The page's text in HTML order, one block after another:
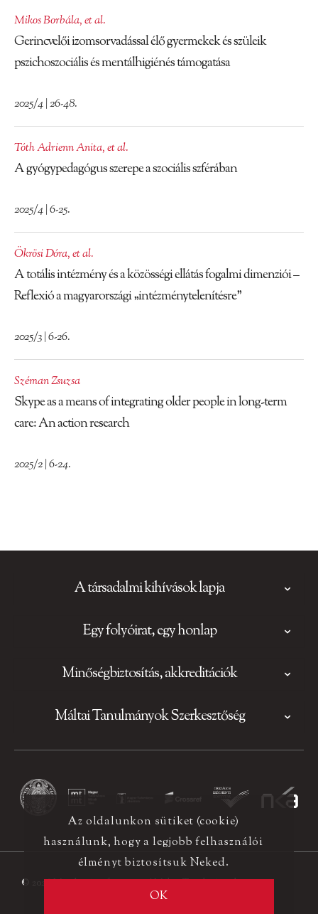
Mikos Borbála,et al.
Gerincvelői izomsorvadással élő gyermekek és szüleik
pszichoszociális és mentálhigiénés támogatása
2025/4 | 26-48.
Tóth Adrienn Anita,et al.
A gyógypedagógus szerepe a szociális szférában
2025/4 | 6-25.
Ökrösi Dóra,et al.
A totális intézmény és a közösségi ellátás fogalmi dimenziói –
Reflexió a magyarországi „intézménytelenítésre”
2025/3 | 6-26.
Széman Zsuzsa
Skype as a means of integrating older people in long-term
care: An action research
2025/2 | 6-24.
A társadalmi kihívások lapja
Egy folyóirat, egy honlap
Minőségbiztosítás, akkreditációk
Máltai Tanulmányok Szerkesztőség
© 2026 Minden jog fenntartva! Máltai Tanulmányok
Az oldalunkon sütiket (cookie)
használunk, hogy a legjobb felhasználói
élményt biztosítsuk Neked.
OK